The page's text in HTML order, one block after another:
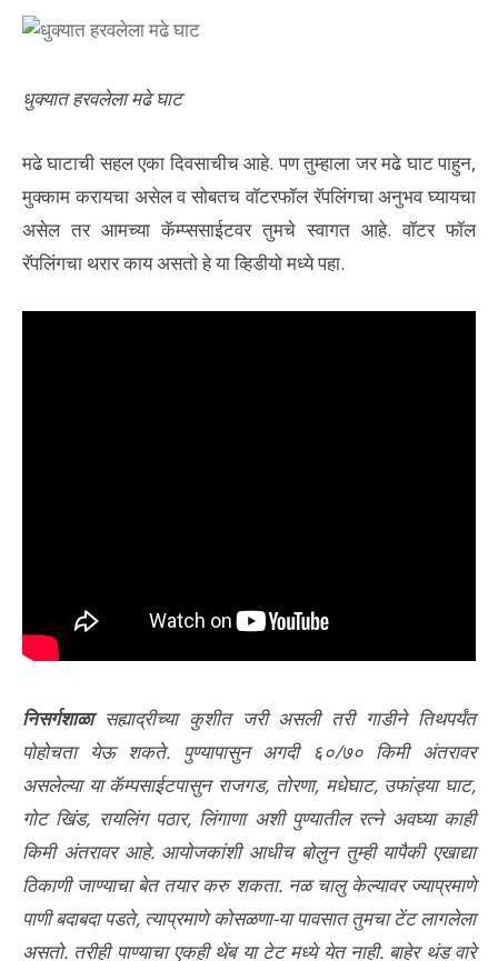
धुक्यात हरवलेला मढे घाट
मढे घाटाची सहल एका दिवसाचीच आहे. पण तुम्हाला जर मढे घाट पाहुन,
मुक्काम करायचा असेल व सोबतच वॉटरफॉल रॅपलिंगचा अनुभव घ्यायचा
असेल तर आमच्या कॅम्प्ससाईटवर तुमचे स्वागत आहे. वॉटर फॉल
रॅपलिंगचा थरार काय असतो हे या व्हिडीयो मध्ये पहा.
निसर्गशाळासह्याद्रीच्या कुशीत जरी असली तरी गाडीने तिथपर्यंत
पोहोचता येऊ शकते. पुण्यापासुन अगदी ६०/७० किमी अंतरावर
असलेल्या या कॅम्पसाईटपासुन राजगड, तोरणा, मधेघाट, उफांड्या घाट,
गोट खिंड, रायलिंग पठार, लिंगाणा अशी पुण्यातील रत्ने अवघ्या काही
किमी अंतरावर आहे. आयोजकांशी आधीच बोलुन तुम्ही यापैकी एखाद्या
ठिकाणी जाण्याचा बेत तयार करु शकता. नळ चालु केल्यावर ज्याप्रमाणे
पाणी बदाबदा पडते, त्याप्रमाणे कोसळणा-या पावसात तुमचा टेंट लागलेला
असतो. तरीही पाण्याचा एकही थेंब या टेट मध्ये येत नाही. बाहेर थंड वारे